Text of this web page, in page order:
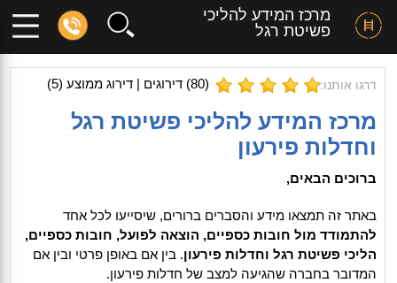
מרכז המידע להליכי
פשיטת רגל
דרגו אותנו: (
80) דירוגים | דירוג ממוצע (5
)
מרכז המידע להליכי פשיטת רגל
וחדלות פירעון
ברוכים הבאים,
באתר זה תמצאו מידע והסברים ברורים, שיסייעו לכל אחד
להתמודד מול חובות כספיים, הוצאה לפועל, חובות כספיים,
הליכי פשיטת רגל וחדלות פירעון. בין אם באופן פרטי ובין אם
המדובר בחברה שהגיעה למצב של חדלות פירעון.